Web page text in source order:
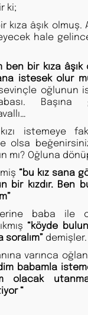
ki;
kıza âşık olmuş.
hale
ben bir kıza âşık
istesek olur
oğlunun
Başına
istemeye
olsa
mı? Oğluna
“bu kız sana
bir kızdır. Ben
baba ile
“köyde
soralım” demişler.
varınca
babamla
olacak
“